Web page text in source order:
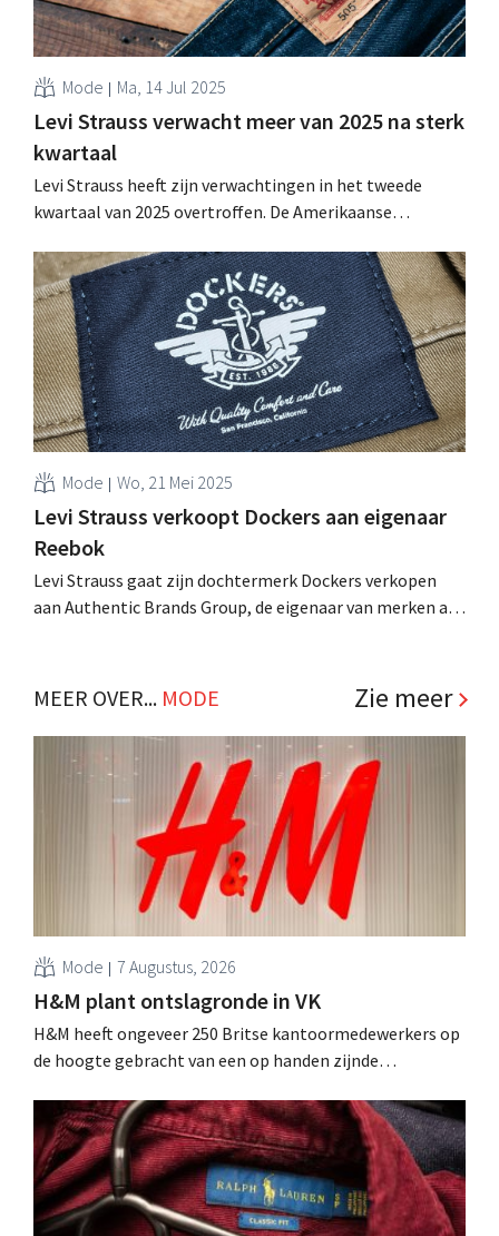
Mode Ma, 14 Jul 2025
Levi Strauss verwacht meer van 2025 na sterk
kwartaal
Levi Strauss heeft zijn verwachtingen in het tweede
kwartaal van 2025 overtroffen. De Amerikaanse
vooral dankzij sterke resultaten in Europa en een solide
online verkoop. Zelfs de prognose voor het volledige
boekjaar mag omhoog. .
Mode Wo, 21 Mei 2025
Levi Strauss verkoopt Dockers aan eigenaar
Reebok
Levi Strauss gaat zijn dochtermerk Dockers verkopen
aan Authentic Brands Group, de eigenaar van merken als
MEER OVER... MODE Zie meer
Mode 7 Augustus, 2026
H&M plant ontslagronde in VK
H&M heeft ongeveer 250 Britse kantoormedewerkers op
de hoogte gebracht van een op handen zijnde
sanering volgt op eerdere ingrepen in Nederland, België
en Spanje waarbij al honderden jobs verloren gingen.